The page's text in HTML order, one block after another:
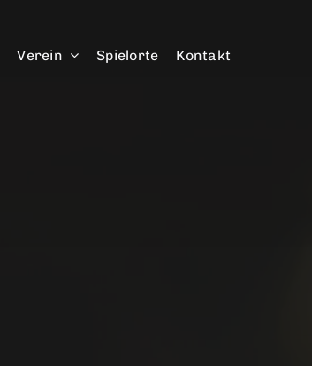
Verein Spielorte Kontakt